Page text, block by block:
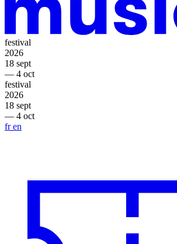
festival
2026
18 sept
— 4 oct
festival
2026
18 sept
— 4 oct
fren